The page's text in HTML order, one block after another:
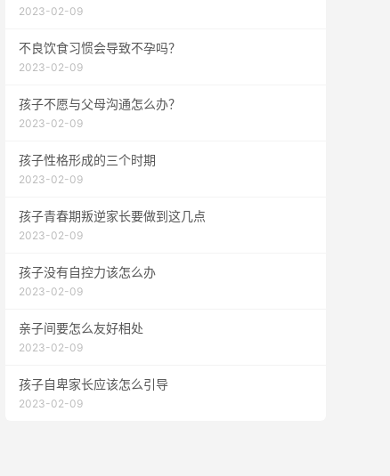
2023-02-09
不良饮食习惯会导致不孕吗？
2023-02-09
孩子不愿与父母沟通怎么办？
2023-02-09
孩子性格形成的三个时期
2023-02-09
孩子青春期叛逆家长要做到这几点
2023-02-09
孩子没有自控力该怎么办
2023-02-09
亲子间要怎么友好相处
2023-02-09
孩子自卑家长应该怎么引导
2023-02-09